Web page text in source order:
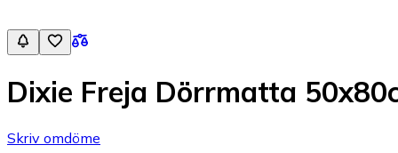
Dixie Freja Dörrmatta
Skriv omdöme